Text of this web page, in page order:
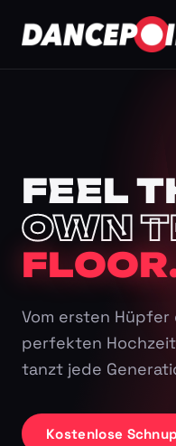
FEEL
OWN
Vom ersten Hüpfer
perfekten
tanzt jede
Kostenlose